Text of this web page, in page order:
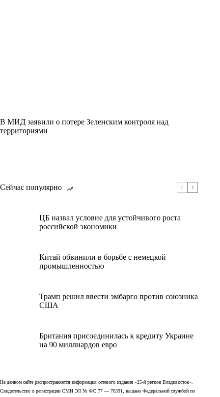
В МИД заявили о потере Зеленским контроля над
территориями
Сейчас популярно
ЦБ назвал условие для устойчивого роста
российской экономики
Китай обвинили в борьбе с немецкой
промышленностью
Трамп решил ввести эмбарго против союзника
США
Британия присоединилась к кредиту Украине
на 90 миллиардов евро
На данном сайте распространяется информация сетевого издания «25-й регион Владивосток».
Свидетельство о регистрации СМИ ЭЛ № ФС 77 — 76391, выдано Федеральной службой по